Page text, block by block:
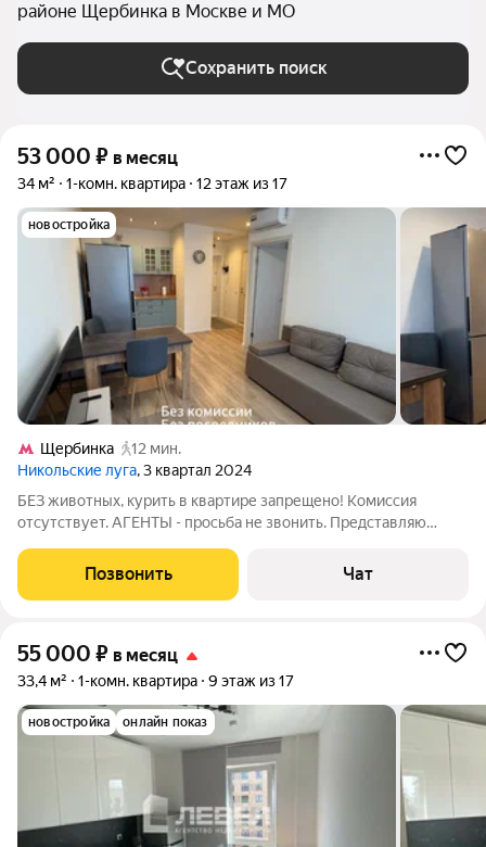
районе Щербинка в Москве и МО
Сохранить поиск
53 000 ₽ в месяц
34 м² 1-комн. квартира 12 этаж из 17
новостройка
Щербинка
12 мин.
Никольские луга, 3 квартал 2024
БЕЗ животных, курить в квартире запрещено! Комиссия
отсутствует. АГЕНТЫ - просьба не звонить. Представляю
нотариальной доверенности. На встрече с Вами при себе
имею: свой паспорт, нотариальная
Позвонить Чат
55 000 ₽ в месяц
33,4 м² 1-комн. квартира 9 этаж из 17
новостройка онлайн показ